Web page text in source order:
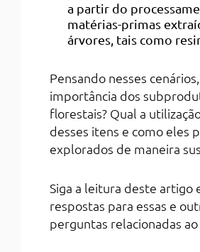
a partir do
matérias-primas
árvores, tais como
Pensando nesses
importância dos
florestais? Qual a
desses itens e como eles
explorados de maneira
Siga a leitura deste artigo
respostas para essas e
perguntas relacionadas